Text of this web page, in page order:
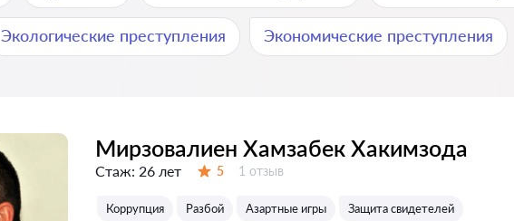
Экологические преступления Экономические преступления
Мирзовалиен Хамзабек Хакимзода
Стаж: 26 лет 5 Отзывов:
1 отзыв
Коррупция Разбой Азартные игры Защита свидетелей